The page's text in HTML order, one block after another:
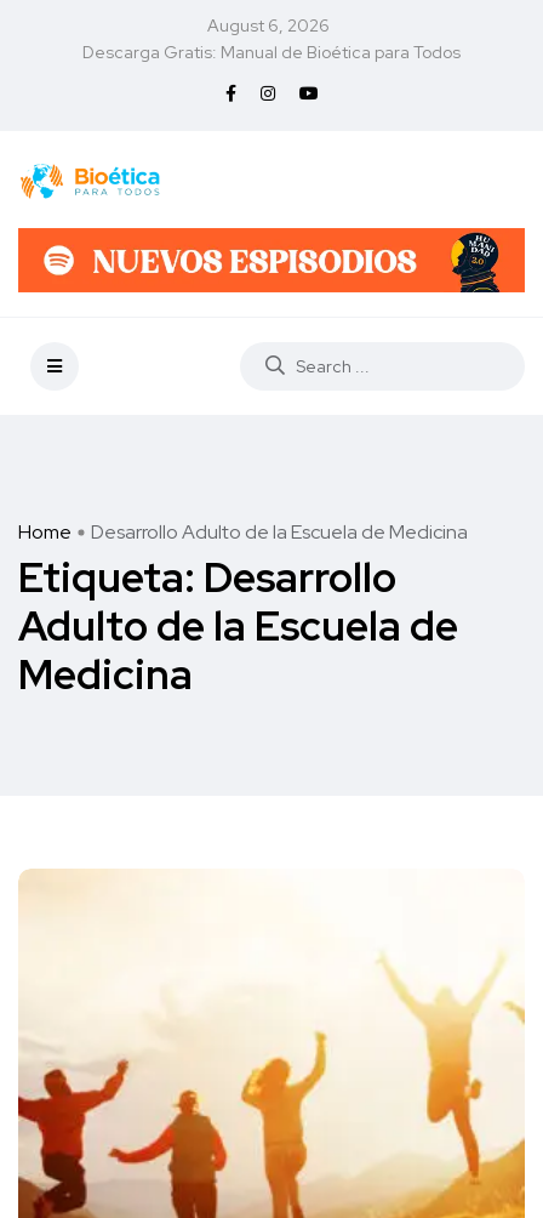
August 6, 2026
Descarga Gratis: Manual de Bioética para Todos
Home Desarrollo Adulto de la Escuela de Medicina
Etiqueta: Desarrollo
Adulto de la Escuela de
Medicina